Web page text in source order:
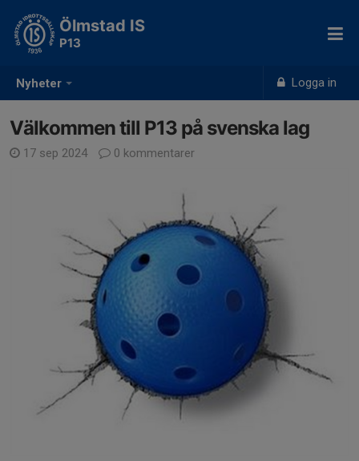
Nyheter Logga in
Ölmstad IS
P13
Välkommen till P13 på svenska lag
17 sep 2024 0 kommentarer